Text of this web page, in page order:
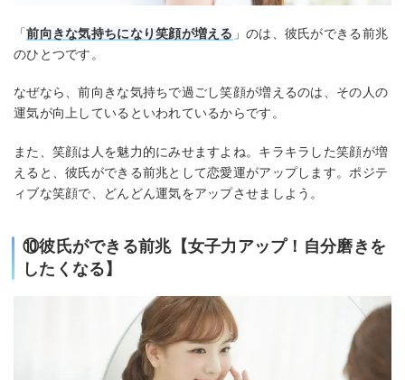
「前向きな気持ちになり笑顔が増える 」のは、彼氏ができる前兆
のひとつです。
なぜなら、前向きな気持ちで過ごし笑顔が増えるのは、その人の
運気が向上しているといわれているからです。
また、笑顔は人を魅力的にみせますよね。キラキラした笑顔が増
えると、彼氏ができる前兆として恋愛運がアップします。ポジテ
ィブな笑顔で、どんどん運気をアップさせましよう。
⑩彼氏ができる前兆【女子力アップ！自分磨きを
したくなる】